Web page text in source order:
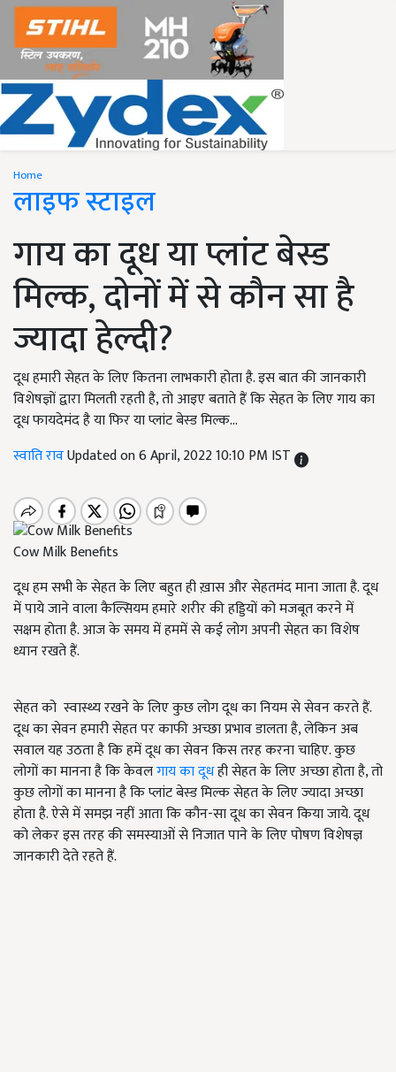
Home
लाइफ स्टाइल
गाय का दूध या प्लांट बेस्ड
मिल्क, दोनों में से कौन सा है
ज्यादा हेल्दी?
दूध हमारी सेहत के लिए कितना लाभकारी होता है. इस बात की जानकारी
विशेषज्ञों द्वारा मिलती रहती है, तो आइए बताते हैं कि सेहत के लिए गाय का
दूध फायदेमंद है या फिर या प्लांट बेस्ड मिल्क...
स्वाति रावUpdated on 6 April, 2022 10:10 PM IST
Cow Milk Benefits
दूध हम सभी के सेहत के लिए बहुत ही ख़ास और सेहतमंद माना जाता है. दूध
में पाये जाने वाला कैल्सियम हमारे शरीर की हड्डियों को मजबूत करने में
सक्षम होता है. आज के समय में हममें से कई लोग अपनी सेहत का विशेष
ध्यान रखते हैं.
सेहत को स्वास्थ्य रखने के लिए कुछ लोग दूध का नियम से सेवन करते हैं.
दूध का सेवन हमारी सेहत पर काफी अच्छा प्रभाव डालता है, लेकिन अब
सवाल यह उठता है कि हमें दूध का सेवन किस तरह करना चाहिए. कुछ
लोगों का मानना है कि केवलगाय का दूधही सेहत के लिए अच्छा होता है, तो
कुछ लोगों का मानना है कि प्लांट बेस्ड मिल्क सेहत के लिए ज्यादा अच्छा
होता है. ऐसे में समझ नहीं आता कि कौन-सा दूध का सेवन किया जाये. दूध
को लेकर इस तरह की समस्याओं से निजात पाने के लिए पोषण विशेषज्ञ
जानकारी देते रहते हैं.